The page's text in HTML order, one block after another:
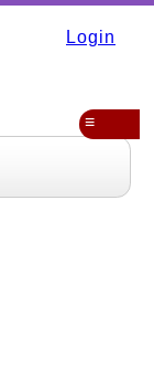
Login
≡